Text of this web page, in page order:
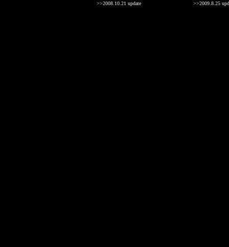
>>2008.10.21 update >>2009.8.25